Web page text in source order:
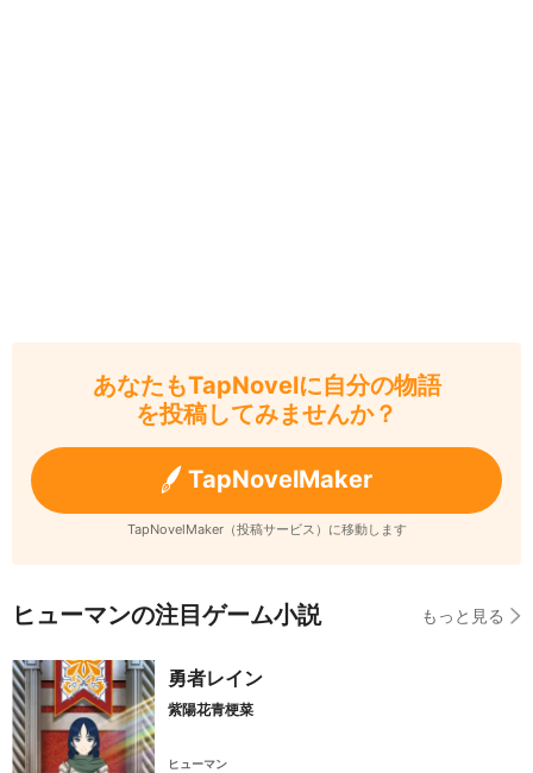
あなたもTapNovelに自分の物語
を投稿してみませんか？
TapNovelMaker
TapNovelMaker（投稿サービス）に移動します
ヒューマンの注目ゲーム小説 もっと見る
勇者レイン
紫陽花青梗菜
ヒューマン